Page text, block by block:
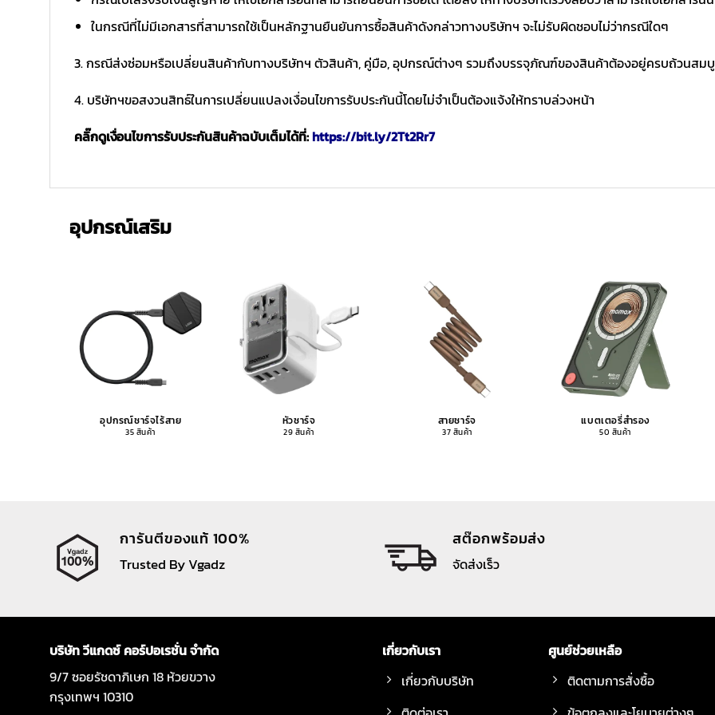
ในกรณีที่ไม่มีเอกสารที่สามารถใช้เป็นหลักฐานยืนยันการซื้อสินค้าดังกล่าวทางบริษัทฯ จะไม่รับผิดชอบไม่ว่ากรณีใดๆ
3. กรณีส่งซ่อมหรือเปลี่ยนสินค้ากับทางบริษัทฯ ตัวสินค้า, คู่มือ, อุปกรณ์ต่างๆ รวมถึงบรรจุภัณฑ์ของสินค้าต้องอยู่ครบถ้วนสม
4. บริษัทฯขอสงวนสิทธ์ในการเปลี่ยนแปลงเงื่อนไขการรับประกันนี้โดยไม่จำเป็นต้องแจ้งให้ทราบล่วงหน้า
คลิ๊กดูเงื่อนไขการรับประกันสินค้าฉบับเต็มได้ที่:https://bit.ly/2Tt2Rr7
อุปกรณ์เสริม
อุปกรณ์ชาร์จไร้สาย
35 สินค้า
หัวชาร์จ
29 สินค้า
สายชาร์จ
37 สินค้า
แบตเตอรี่สำรอง
50 สินค้า
การันตีของแท้ 100%
Trusted By Vgadz
สต๊อกพร้อมส่ง
จัดส่งเร็ว
บริษัท วีแกดซ์ คอร์ปอเรชั่น จำกัด
9/7 ซอยรัชดาภิเษก 18 ห้วยขวาง
กรุงเทพฯ 10310
เกี่ยวกับเรา
เกี่ยวกับบริษัท
ศูนย์ช่วยเหลือ
ติดตามการสั่งซื้อ